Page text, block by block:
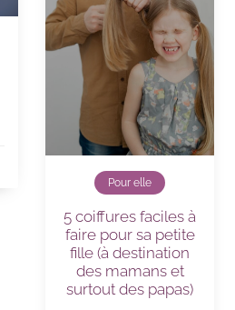
Pour elle
5 coiffures faciles à
faire pour sa petite
fille (à destination
des mamans et
surtout des papas)